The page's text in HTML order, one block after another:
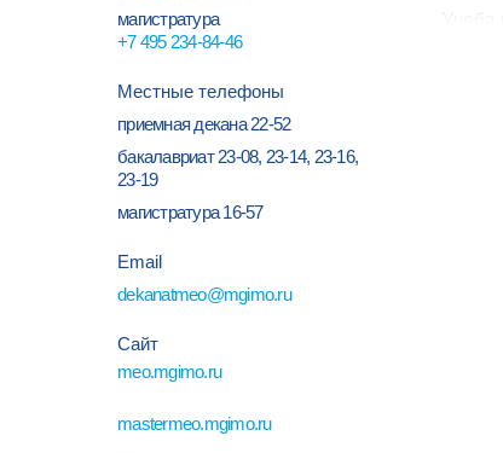
магистратура
+7 495 234-84-46
Местные телефоны
приемная декана22-52
бакалавриат23-08, 23-14, 23-16,
23-19
магистратура16-57
Email
dekanatmeo@mgimo.ru
Сайт
meo.mgimo.ru
mastermeo.mgimo.ru
в